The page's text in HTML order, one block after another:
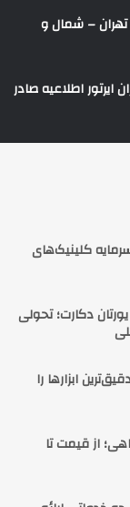
تهران – شمال و
ایرتور اطلاعیه صادر
کلینیک‌های
دکارت؛ تحولی
ابزارها را
از قیمت تا